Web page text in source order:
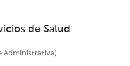
de Salud
Administrativa)